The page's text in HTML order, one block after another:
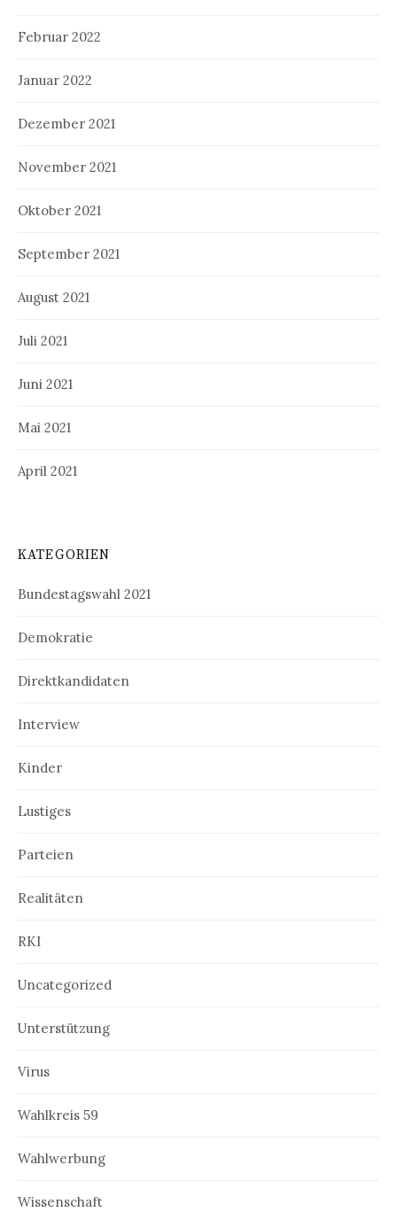
Februar 2022
Januar 2022
Dezember 2021
November 2021
Oktober 2021
September 2021
August 2021
Juli 2021
Juni 2021
Mai 2021
April 2021
KATEGORIEN
Bundestagswahl 2021
Demokratie
Direktkandidaten
Interview
Kinder
Lustiges
Parteien
Realitäten
RKI
Uncategorized
Unterstützung
Virus
Wahlkreis 59
Wahlwerbung
Wissenschaft